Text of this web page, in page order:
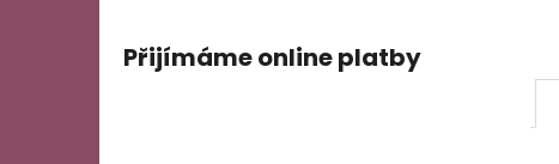
Přijímáme online platby